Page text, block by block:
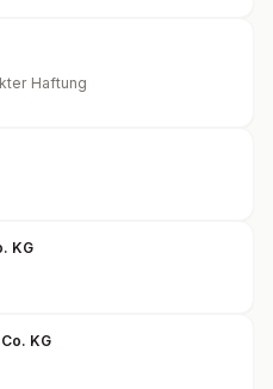
Haftung
KG
KG